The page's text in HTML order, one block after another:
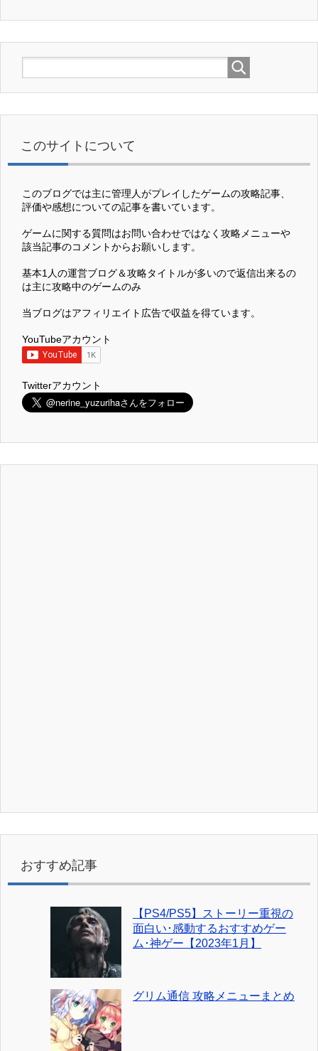
このサイトについて
このブログでは主に管理人がプレイしたゲームの攻略記事、
評価や感想についての記事を書いています。
ゲームに関する質問はお問い合わせではなく攻略メニューや
該当記事のコメントからお願いします。
基本1人の運営ブログ＆攻略タイトルが多いので返信出来るの
は主に攻略中のゲームのみ
当ブログはアフィリエイト広告で収益を得ています。
YouTubeアカウント
Twitterアカウント
おすすめ記事
【PS4/PS5】ストーリー重視の
面白い･感動するおすすめゲー
ム･神ゲー【2023年1月】
グリム通信 攻略メニューまとめ